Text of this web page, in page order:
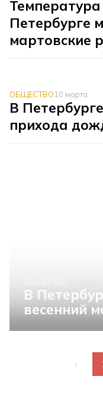
Петербурге
мартовские
ОБЩЕСТВО10 марта
В
прихода
В
весенний
‹